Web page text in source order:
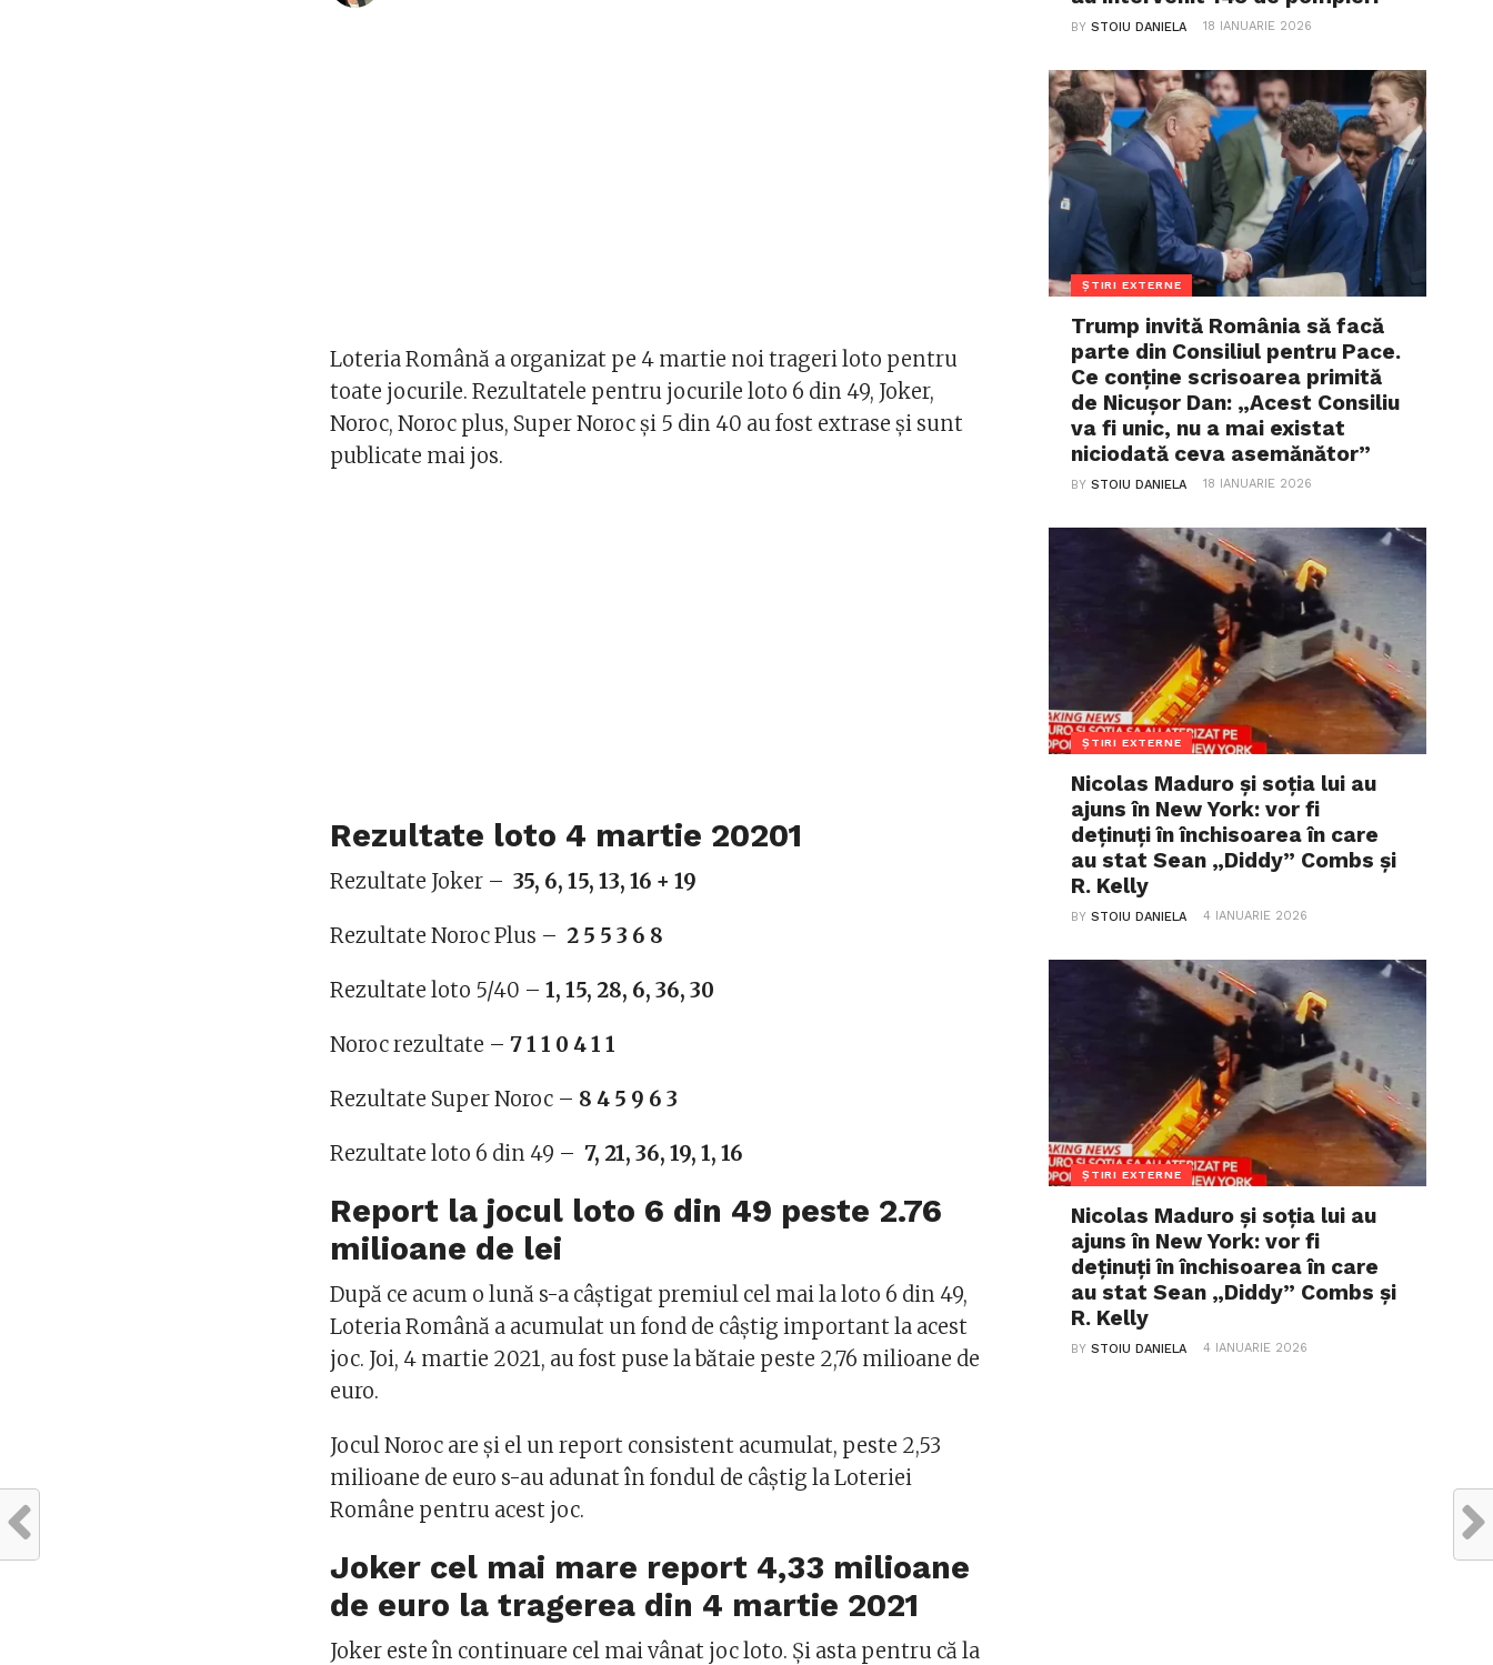
Loteria Română a organizat pe 4 martie noi trageri loto pentru
toate jocurile. Rezultatele pentru jocurile loto 6 din 49, Joker,
Noroc, Noroc plus, Super Noroc și 5 din 40 au fost extrase și sunt
publicate mai jos.
Rezultate loto 4 martie 20201
Rezultate Joker – 35, 6, 15, 13, 16 + 19
Rezultate Noroc Plus – 2 5 5 3 6 8
Rezultate loto 5/40 –1, 15, 28, 6, 36, 30
Noroc rezultate –7 1 1 0 4 1 1
Rezultate Super Noroc – 8 4 5 9 6 3
Rezultate loto 6 din 49 – 7, 21, 36, 19, 1, 16
Report la jocul loto 6 din 49 peste 2.76
milioane de lei
După ce acum o lună s-a câștigat premiul cel mai la loto 6 din 49,
Loteria Română a acumulat un fond de câștig important la acest
joc. Joi, 4 martie 2021, au fost puse la bătaie peste 2,76 milioane de
euro.
Jocul Noroc are și el un report consistent acumulat, peste 2,53
milioane de euro s-au adunat în fondul de câștig la Loteriei
Române pentru acest joc.
Joker cel mai mare report 4,33 milioane
de euro la tragerea din 4 martie 2021
Joker este în continuare cel mai vânat joc loto. Și asta pentru că la
BYSTOIU DANIELA 18 IANUARIE 2026
ȘTIRI EXTERNE
Trump invită România să facă
parte din Consiliul pentru Pace.
Ce conține scrisoarea primită
de Nicușor Dan: „Acest Consiliu
va fi unic, nu a mai existat
niciodată ceva asemănător”
BYSTOIU DANIELA 18 IANUARIE 2026
ȘTIRI EXTERNE
Nicolas Maduro și soția lui au
ajuns în New York: vor fi
deținuți în închisoarea în care
au stat Sean „Diddy” Combs și
R. Kelly
BYSTOIU DANIELA 4 IANUARIE 2026
ȘTIRI EXTERNE
Nicolas Maduro și soția lui au
ajuns în New York: vor fi
deținuți în închisoarea în care
au stat Sean „Diddy” Combs și
R. Kelly
BYSTOIU DANIELA 4 IANUARIE 2026